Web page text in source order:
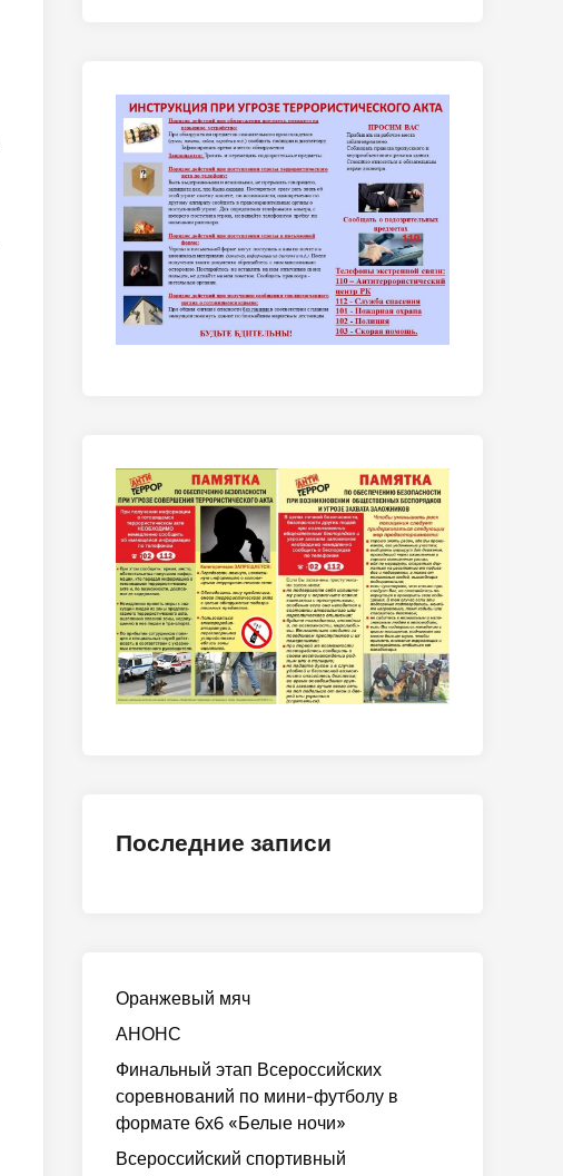
Последние записи
Оранжевый мяч
АНОНС
Финальный этап Всероссийских
соревнований по мини-футболу в
формате 6х6 «Белые ночи»
Всероссийский спортивный